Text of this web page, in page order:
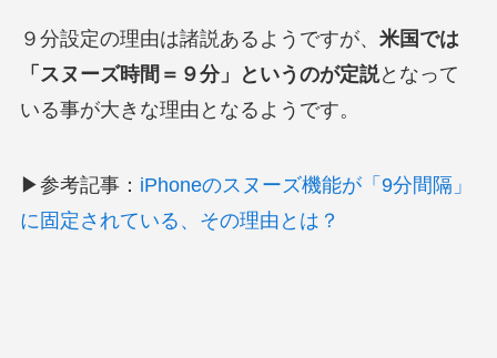
９分設定の理由は諸説あるようですが、 米国では
「スヌーズ時間＝９分」というのが定説となって
いる事が大きな理由となるようです。
▶参考記事： iPhoneのスヌーズ機能が「9分間隔」
に固定されている、その理由とは？